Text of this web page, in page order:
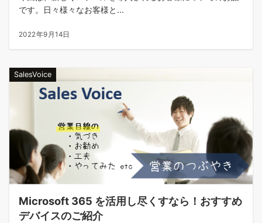
です。日々様々なお客様と...
2022年9月14日
SalesVoice
Microsoft 365 を活用し尽くすなら！おすすめ
デバイスのご紹介